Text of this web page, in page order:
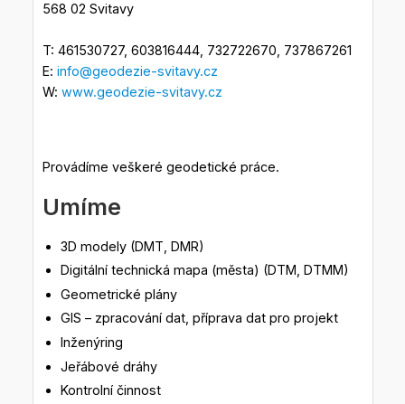
568 02 Svitavy
T: 461530727, 603816444, 732722670, 737867261
E: info@geodezie-svitavy.cz
W: www.geodezie-svitavy.cz
Provádíme veškeré geodetické práce.
Umíme
3D modely (DMT, DMR)
Digitální technická mapa (města) (DTM, DTMM)
Geometrické plány
GIS – zpracování dat, příprava dat pro projekt
Inženýring
Jeřábové dráhy
Kontrolní činnost